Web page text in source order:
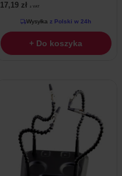
17,19 zł z VAT
Wysyłka z Polski w 24h
+ Do koszyka